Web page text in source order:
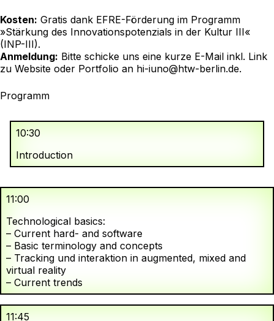
Kosten: Gratis dank EFRE-Förderung im Programm
»Stärkung des Innovationspotenzials in der Kultur III«
(INP-III).
Anmeldung: Bitte schicke uns eine kurze E-Mail inkl. Link
zu Website oder Portfolio an hi-iuno@htw-berlin.de.
Programm
10:30
Introduction
11:00
Technological basics:
– Current hard- and software
– Basic terminology and concepts
– Tracking und interaktion in augmented, mixed and
virtual reality
– Current trends
11:45